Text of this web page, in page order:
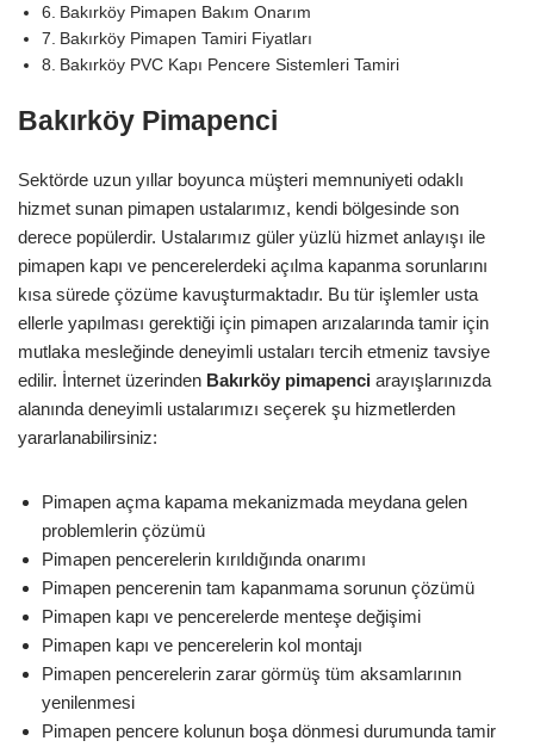
Bakırköy Pimapen Bakım Onarım
Bakırköy Pimapen Tamiri Fiyatları
Bakırköy PVC Kapı Pencere Sistemleri Tamiri
Bakırköy Pimapenci
Sektörde uzun yıllar boyunca müşteri memnuniyeti odaklı
hizmet sunan pimapen ustalarımız, kendi bölgesinde son
derece popülerdir. Ustalarımız güler yüzlü hizmet anlayışı ile
pimapen kapı ve pencerelerdeki açılma kapanma sorunlarını
kısa sürede çözüme kavuşturmaktadır. Bu tür işlemler usta
ellerle yapılması gerektiği için pimapen arızalarında tamir için
mutlaka mesleğinde deneyimli ustaları tercih etmeniz tavsiye
edilir. İnternet üzerinden Bakırköy pimapenci arayışlarınızda
alanında deneyimli ustalarımızı seçerek şu hizmetlerden
yararlanabilirsiniz:
Pimapen açma kapama mekanizmada meydana gelen
problemlerin çözümü
Pimapen pencerelerin kırıldığında onarımı
Pimapen pencerenin tam kapanmama sorunun çözümü
Pimapen kapı ve pencerelerde menteşe değişimi
Pimapen kapı ve pencerelerin kol montajı
Pimapen pencerelerin zarar görmüş tüm aksamlarının
yenilenmesi
Pimapen pencere kolunun boşa dönmesi durumunda tamir